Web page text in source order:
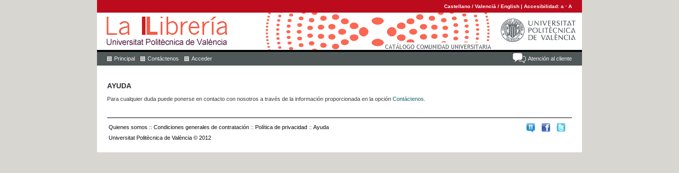
Castellano / Valencià / English | Accesibilidad: a · A
Atención al cliente
Principal Contáctenos Acceder
AYUDA
Para cualquier duda puede ponerse en contacto con nosotros a través de la información proporcionada en la opción Contáctenos
Quienes somos :: Condiciones generales de contratación :: Política de privacidad :: Ayuda
Universitat Politècnica de València © 2012